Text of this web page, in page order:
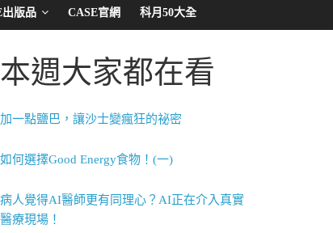
出版品 CASE官網 科月50大全
本週大家都在看
加一點鹽巴，讓沙士變瘋狂的祕密
如何選擇Good Energy食物！(一)
病人覺得AI醫師更有同理心？AI正在介入真實
醫療現場！